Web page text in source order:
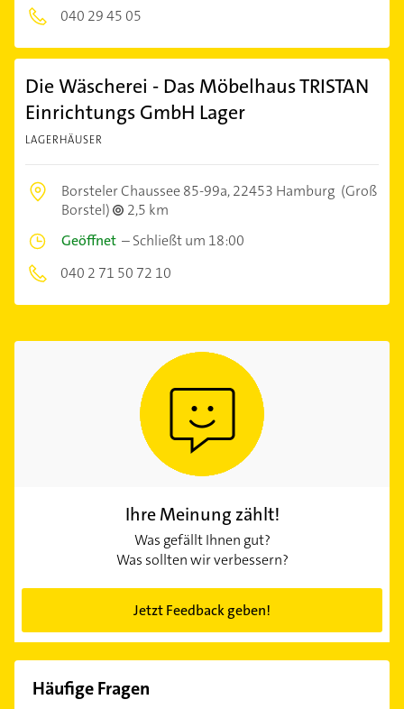
040 29 45 05
Die Wäscherei - Das Möbelhaus TRISTAN
Einrichtungs GmbH Lager
LAGERHÄUSER
Borsteler Chaussee 85-99a,22453 Hamburg (Groß
Borstel)
2,5 km
Geöffnet –Schließt um 18:00
040 2 71 50 72 10
Ihre Meinung zählt!
Was gefällt Ihnen gut?
Was sollten wir verbessern?
Jetzt Feedback geben!
Häufige Fragen